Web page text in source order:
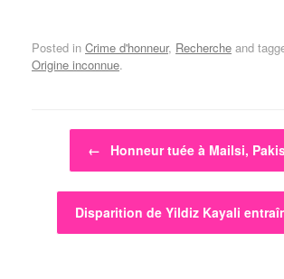
Posted in Crime d'honneur, Recherche and
Origine inconnue.
Post navigation
← Honneur tuée à Mailsi,
Disparition de Yildiz Kayali